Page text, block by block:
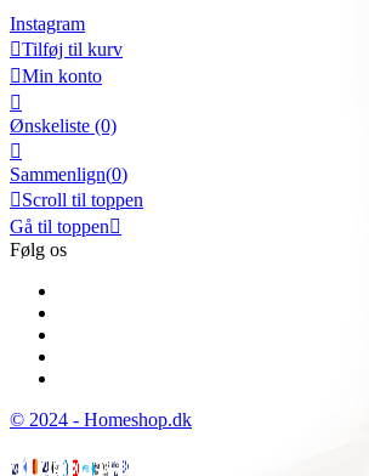
Instagram
Tilføj til kurv
Min konto

Ønskeliste (0)

Sammenlign(0)
Scroll til toppen
Gå til toppen
Følg os
© 2024 - Homeshop.dk